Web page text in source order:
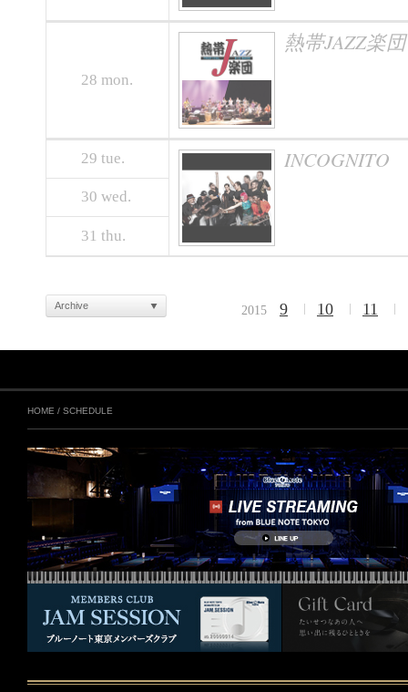
28 mon.
熱帯JAZZ楽
29 tue. INCOGNITO
30 wed.
31 thu.
2015 9 10 11
Archive
HOME / SCHEDULE